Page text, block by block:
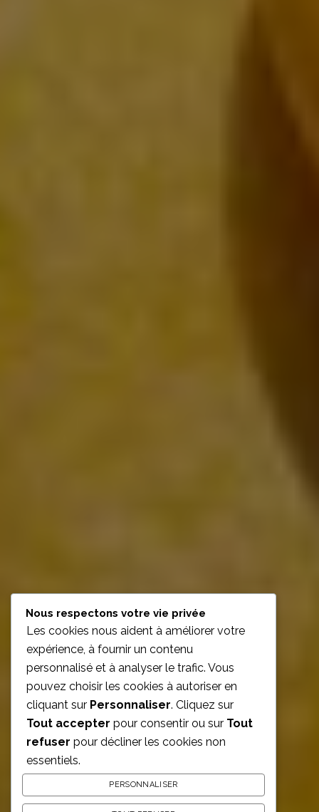
Nous respectons votre vie privée
Les cookies nous aident à améliorer votre
expérience, à fournir un contenu
personnalisé et à analyser le trafic. Vous
pouvez choisir les cookies à autoriser en
cliquant sur Personnaliser. Cliquez sur
Tout accepter pour consentir ou sur Tout
refuser pour décliner les cookies non
essentiels.
PERSONNALISER